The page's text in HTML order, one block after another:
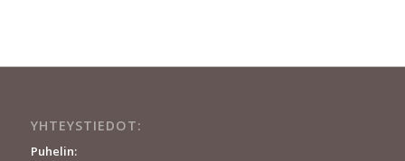
YHTEYSTIEDOT:
Puhelin: